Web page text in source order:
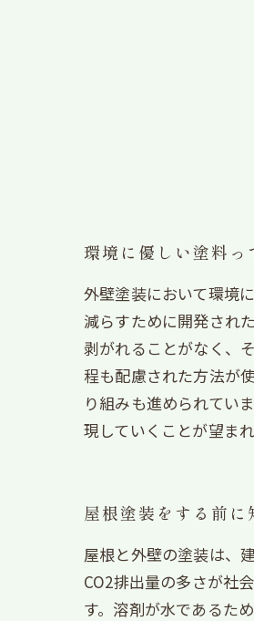
環境に優しい塗料っ
外壁塗装において環境
減らすために開発され
剥がれることがなく、
程も配慮された方法が
り組みも進められてい
現していくことが望まれ
屋根塗装をする前
屋根と外壁の塗装は、
CO2排出量の多さが社
す。溶剤が水であるた